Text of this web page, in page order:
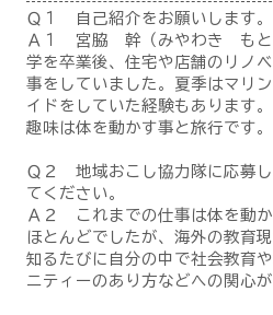
Ｑ１ 自己紹介をお願いします。
Ａ１ 宮脇 幹（みやわき もと
学を卒業後、住宅や店舗のリノ
事をしていました。夏季はマリ
イドをしていた経験もあります。
趣味は体を動かす事と旅行です。
Ｑ２ 地域おこし協力隊に応募し
てください。
Ａ２ これまでの仕事は体を動
ほとんどでしたが、海外の教育
知るたびに自分の中で社会教育
ニティーのあり方などへの関心